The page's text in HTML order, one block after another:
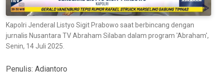
Kapolri Jenderal Listyo Sigit Prabowo saat berbincang dengan
jurnalis Nusantara TV Abraham Silaban dalam program 'Abraham',
Senin, 14 Juli 2025.
Penulis: Adiantoro